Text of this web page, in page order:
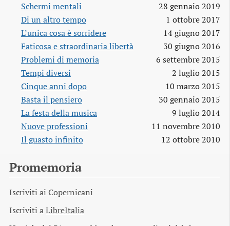
Schermi mentali
28 gennaio 2019
Di un altro tempo
1 ottobre 2017
L’unica cosa è sorridere
14 giugno 2017
Faticosa e straordinaria libertà
30 giugno 2016
Problemi di memoria
6 settembre 2015
Tempi diversi
2 luglio 2015
Cinque anni dopo
10 marzo 2015
Basta il pensiero
30 gennaio 2015
La festa della musica
9 luglio 2014
Nuove professioni
11 novembre 2010
Il guasto infinito
12 ottobre 2010
Promemoria
Iscriviti ai Copernicani
Iscriviti aLibreItalia